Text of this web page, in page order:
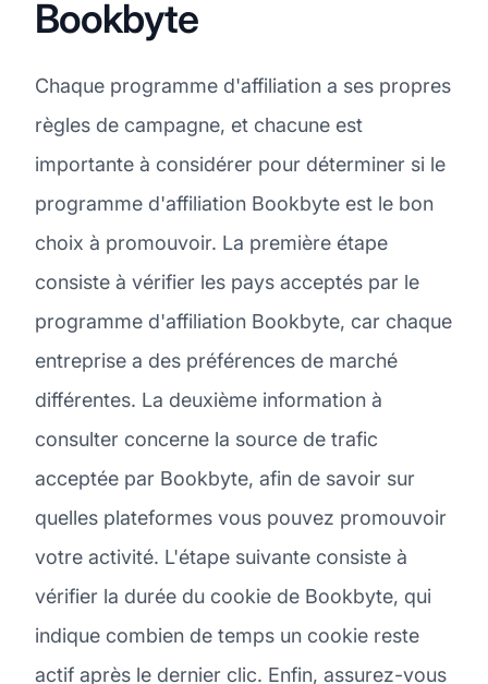
Bookbyte
Chaque programme d'affiliation a ses propres
règles de campagne, et chacune est
importante à considérer pour déterminer si le
programme d'affiliation Bookbyte est le bon
choix à promouvoir. La première étape
consiste à vérifier les pays acceptés par le
programme d'affiliation Bookbyte, car chaque
entreprise a des préférences de marché
différentes. La deuxième information à
consulter concerne la source de trafic
acceptée par Bookbyte, afin de savoir sur
quelles plateformes vous pouvez promouvoir
votre activité. L'étape suivante consiste à
vérifier la durée du cookie de Bookbyte, qui
indique combien de temps un cookie reste
actif après le dernier clic. Enfin, assurez-vous